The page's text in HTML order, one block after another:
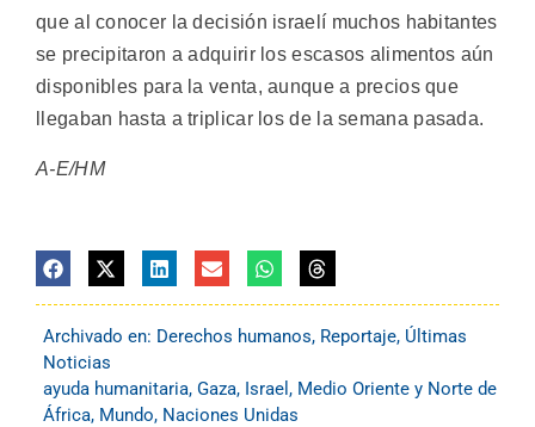
que al conocer la decisión israelí muchos habitantes
se precipitaron a adquirir los escasos alimentos aún
disponibles para la venta, aunque a precios que
llegaban hasta a triplicar los de la semana pasada.
A-E/HM
Archivado en: Derechos humanos, Reportaje, Últimas
Noticias
ayuda humanitaria, Gaza, Israel , Medio Oriente y Norte de
África, Mundo, Naciones Unidas